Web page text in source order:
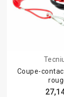
Coupe-